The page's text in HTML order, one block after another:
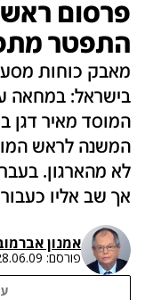
פרסום
התפטר
מאבק כוחות
בישראל: במחאה
המוסד מאיר דגן
המשנה לראש
לא מהארגון.
אך שב אליו
אמנון
פורסם: 17:02